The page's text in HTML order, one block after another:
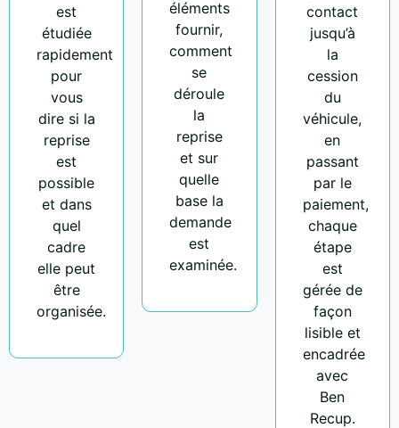
est
étudiée
rapidement
pour
vous
dire si la
reprise
est
possible
et dans
quel
cadre
elle peut
être
organisée.
éléments
fournir,
comment
se
déroule
la
reprise
et sur
quelle
base la
demande
est
examinée.
contact
jusqu’à
la
cession
du
véhicule,
en
passant
par le
paiement,
chaque
étape
est
gérée de
façon
lisible et
encadrée
avec
Ben
Recup.